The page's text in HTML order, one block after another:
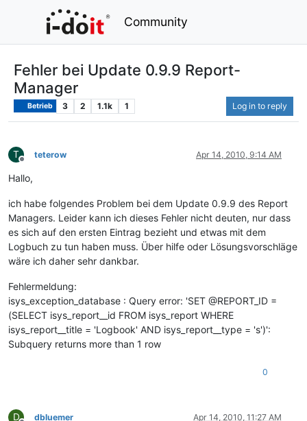
Community
Fehler bei Update 0.9.9 Report-
Manager
Betrieb 3 2 1.1k 1 Log in to reply
T
Offline
teterow Apr 14, 2010, 9:14 AM
Hallo,
ich habe folgendes Problem bei dem Update 0.9.9 des Report
Managers. Leider kann ich dieses Fehler nicht deuten, nur dass
es sich auf den ersten Eintrag bezieht und etwas mit dem
Logbuch zu tun haben muss. Über hilfe oder Lösungsvorschläge
wäre ich daher sehr dankbar.
Fehlermeldung:
isys_exception_database : Query error: 'SET @REPORT_ID =
(SELECT isys_report__id FROM isys_report WHERE
isys_report__title = 'Logbook' AND isys_report__type = 's')':
Subquery returns more than 1 row
0
D dbluemer Apr 14, 2010, 11:27 AM